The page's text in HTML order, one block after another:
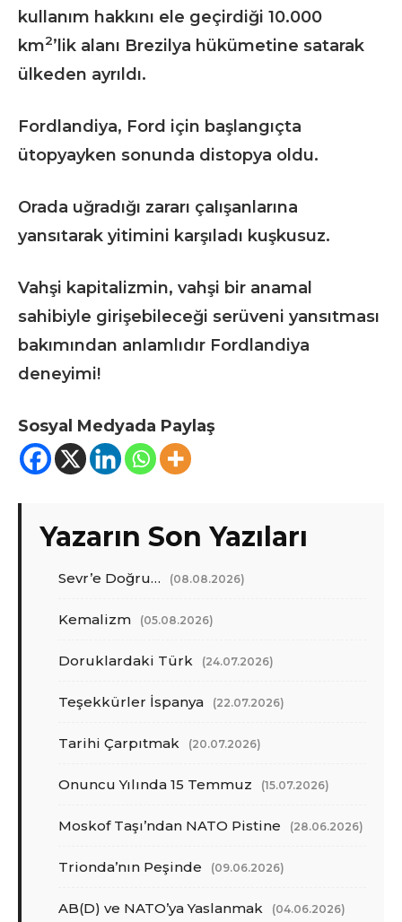
kullanım hakkını ele geçirdiği 10.000
km2’lik alanı Brezilya hükümetine satarak
ülkeden ayrıldı.
Fordlandiya, Ford için başlangıçta
ütopyayken sonunda distopya oldu.
Orada uğradığı zararı çalışanlarına
yansıtarak yitimini karşıladı kuşkusuz.
Vahşi kapitalizmin, vahşi bir anamal
sahibiyle girişebileceği serüveni yansıtması
bakımından anlamlıdır Fordlandiya
deneyimi!
Sosyal Medyada Paylaş
Yazarın Son Yazıları
Sevr’e Doğru… (08.08.2026)
Kemalizm (05.08.2026)
Doruklardaki Türk (24.07.2026)
Teşekkürler İspanya (22.07.2026)
Tarihi Çarpıtmak (20.07.2026)
Onuncu Yılında 15 Temmuz (15.07.2026)
Moskof Taşı’ndan NATO Pistine (28.06.2026)
Trionda’nın Peşinde (09.06.2026)
AB(D) ve NATO’ya Yaslanmak (04.06.2026)